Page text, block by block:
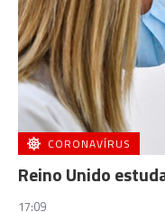
CORONAVÍRUS
Reino Unido
17:09